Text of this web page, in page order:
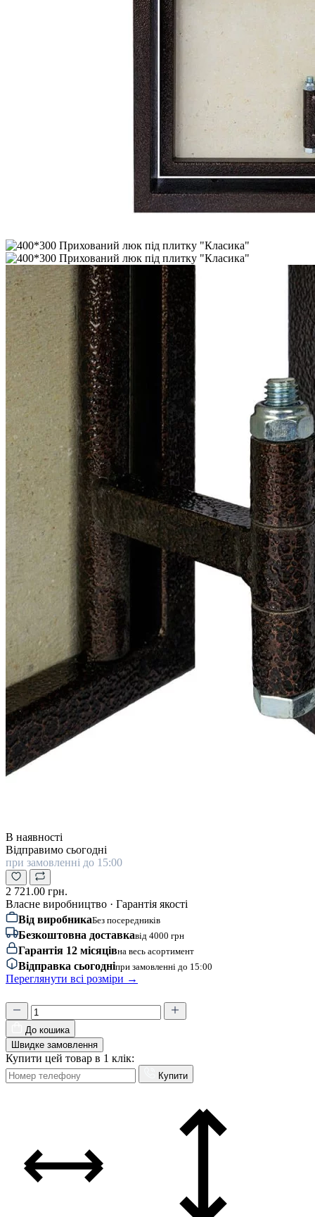
В наявності
Відправимо сьогодні
при замовленні до 15:00
2 721.00 грн.
Власне виробництво · Гарантія якості
Від виробникаБез посередників
Безкоштовна доставкавід 4000 грн
Гарантія 12 місяцівна весь асортимент
Відправка сьогодніпри замовленні до 15:00
Переглянути всі розміри →
До кошика
Швидке замовлення
Купити цей товар в 1 клік:
Купити